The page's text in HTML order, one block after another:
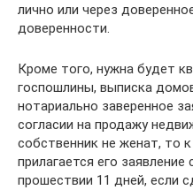
лично или через
доверенности.
Кроме того, нужна будет
госпошлины, выписка
нотариально заверенное
согласии на продажу
собственник не женат, то
прилагается его
прошествии 11 дней, если